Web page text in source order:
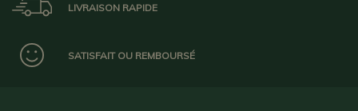
LIVRAISON RAPIDE
SATISFAIT OU REMBOURSÉ